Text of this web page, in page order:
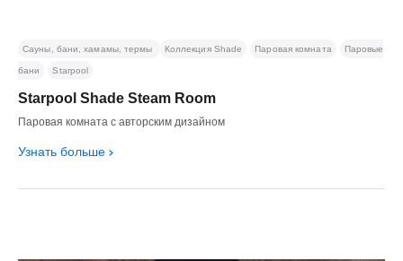
Starpool Shade Steam Room
Паровая комната с авторским дизайном
Узнать больше
Сауны, бани, хамамы, термы Коллекция Shade Паровая комната Паровые
бани Starpool